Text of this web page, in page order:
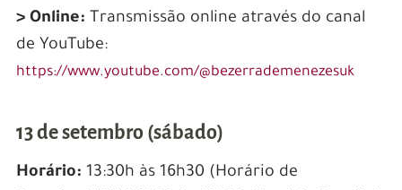
> Online: Transmissão online através do canal
de YouTube:
https://www.youtube.com/@bezerrademenezesuk
13 de setembro (sábado)
Horário: 13:30h às 16h30 (Horário de